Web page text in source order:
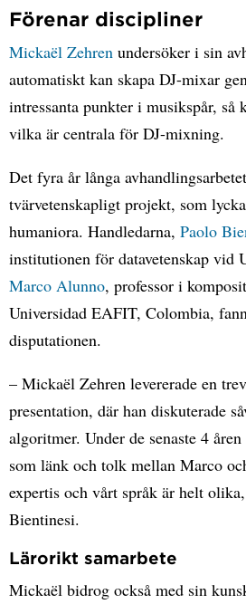
Förenar discipliner
Mickaël Zehren undersöker i sin
automatiskt kan skapa DJ-mixar
intressanta punkter i musikspår, så
vilka är centrala för DJ-mixning.
Det fyra år långa
tvärvetenskapligt projekt, som
humaniora. Handledarna, Paolo
institutionen för datavetenskap vid
Marco Alunno, professor i
Universidad EAFIT, Colombia,
disputationen.
– Mickaël Zehren levererade en
presentation, där han diskuterade
algoritmer. Under de senaste 4
som länk och tolk mellan Marco
expertis och vårt språk är helt
Bientinesi.
Lärorikt samarbete
Mickaël bidrog också med sin